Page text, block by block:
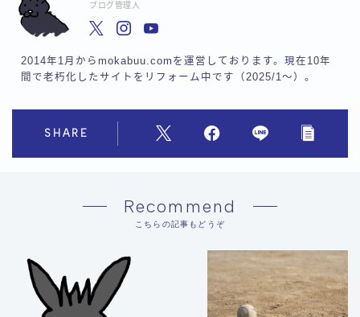
ブログ管理人
2014年1月からmokabuu.comを運営しております。現在10年
間で老朽化したサイトをリフォーム中です（2025/1〜）。
SHARE
Recommend
こちらの記事もどうぞ